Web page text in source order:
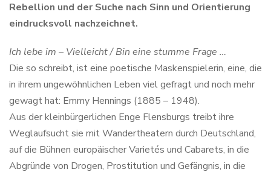
Rebellion und der Suche nach Sinn und Orientierung
eindrucksvoll nachzeichnet.
Ich lebe im – Vielleicht / Bin eine stumme Frage …
Die so schreibt, ist eine poetische Maskenspielerin, eine, die
in ihrem ungewöhnlichen Leben viel gefragt und noch mehr
gewagt hat: Emmy Hennings (1885 – 1948).
Aus der kleinbürgerlichen Enge Flensburgs treibt ihre
Weglaufsucht sie mit Wandertheatern durch Deutschland,
auf die Bühnen europäischer Varietés und Cabarets, in die
Abgründe von Drogen, Prostitution und Gefängnis, in die